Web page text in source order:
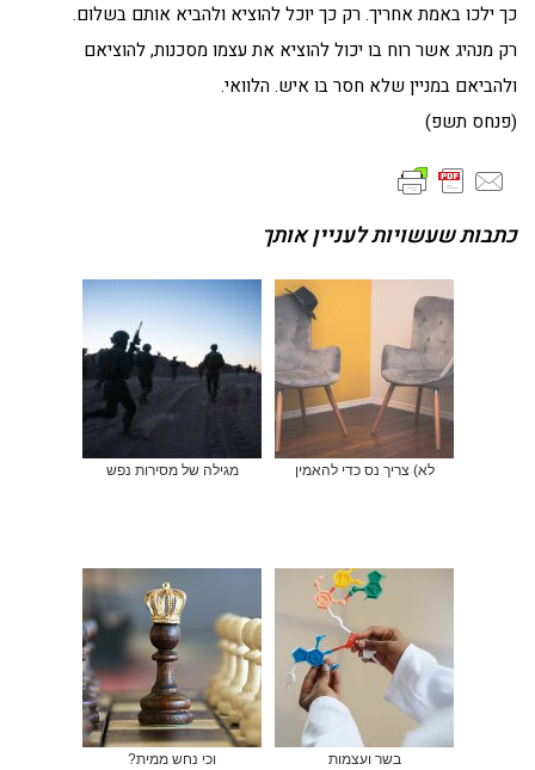
כך ילכו באמת אחריך. רק כך יוכל להוציא ולהביא אותם בשלום.
רק מנהיג אשר רוח בו יכול להוציא את עצמו מסכנות, להוציאם
ולהביאם במניין שלא חסר בו איש. הלוואי.
(פנחס תשפ)
כתבות שעשויות לעניין אותך
לא) צריך נס כדי להאמין מגילה של מסירות נפש
בשר ועצמות וכי נחש ממית?